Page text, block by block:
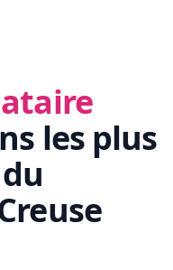
les plus